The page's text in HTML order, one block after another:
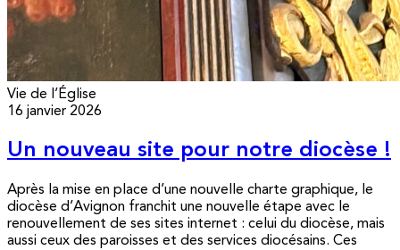
Vie de l’Église
16 janvier 2026
Un nouveau site pour notre diocèse !
Après la mise en place d’une nouvelle charte graphique, le
diocèse d’Avignon franchit une nouvelle étape avec le
renouvellement de ses sites internet : celui du diocèse, mais
aussi ceux des paroisses et des services diocésains. Ces